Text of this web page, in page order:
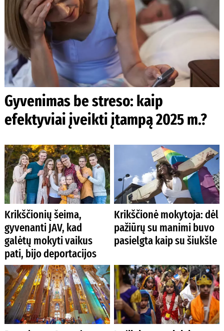
Gyvenimas be streso: kaip
efektyviai įveikti įtampą 2025 m.?
Krikščionių šeima,
gyvenanti JAV, kad
galėtų mokyti vaikus
pati, bijo deportacijos
Krikščionė mokytoja: dėl
pažiūrų su manimi buvo
pasielgta kaip su šiukšle